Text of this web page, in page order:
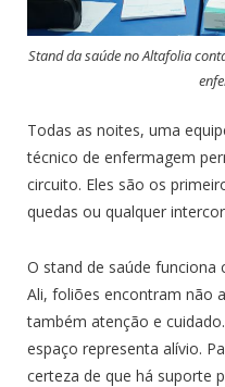
Stand da saúde no Altafolia
Todas as noites, uma
técnico de enfermagem
circuito. Eles são os
quedas ou qualquer
O stand de saúde
Ali, foliões encontram não
também atenção e
espaço representa alívio.
certeza de que há suporte